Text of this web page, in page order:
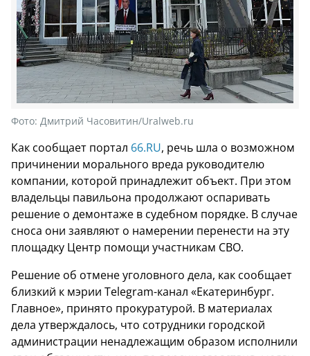
Фото: Дмитрий Часовитин/Uralweb.ru
Как сообщает портал 66.RU, речь шла о возможном
причинении морального вреда руководителю
компании, которой принадлежит объект. При этом
владельцы павильона продолжают оспаривать
решение о демонтаже в судебном порядке. В случае
сноса они заявляют о намерении перенести на эту
площадку Центр помощи участникам СВО.
Решение об отмене уголовного дела, как сообщает
близкий к мэрии Telegram-канал «Екатеринбург.
Главное», принято прокуратурой. В материалах
дела утверждалось, что сотрудники городской
администрации ненадлежащим образом исполнили